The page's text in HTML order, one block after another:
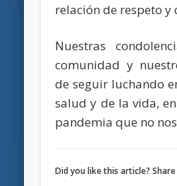
relación de respeto y
Nuestras
comunidad y
de seguir luchando
salud y de la vida,
pandemia que no
Did you like this article?